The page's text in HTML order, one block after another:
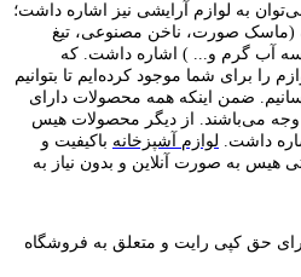
به لوازم آرایشی نیز اشاره داشت؛
(ماسک صورت، ناخن مصنوعی، تیغ
آب گرم و... ) اشاره داشت. که
را برای شما موجود کرده‌ایم تا بتوانیم
ضمن اینکه همه محصولات دارای
وجه می‌باشند. از دیگر محصولات هیس
داشت. لوازم آشپزخانه باکیفیت و
هیس به صورت آنلاین و بدون نیاز به
حق کپی رایت و متعلق به فروشگاه